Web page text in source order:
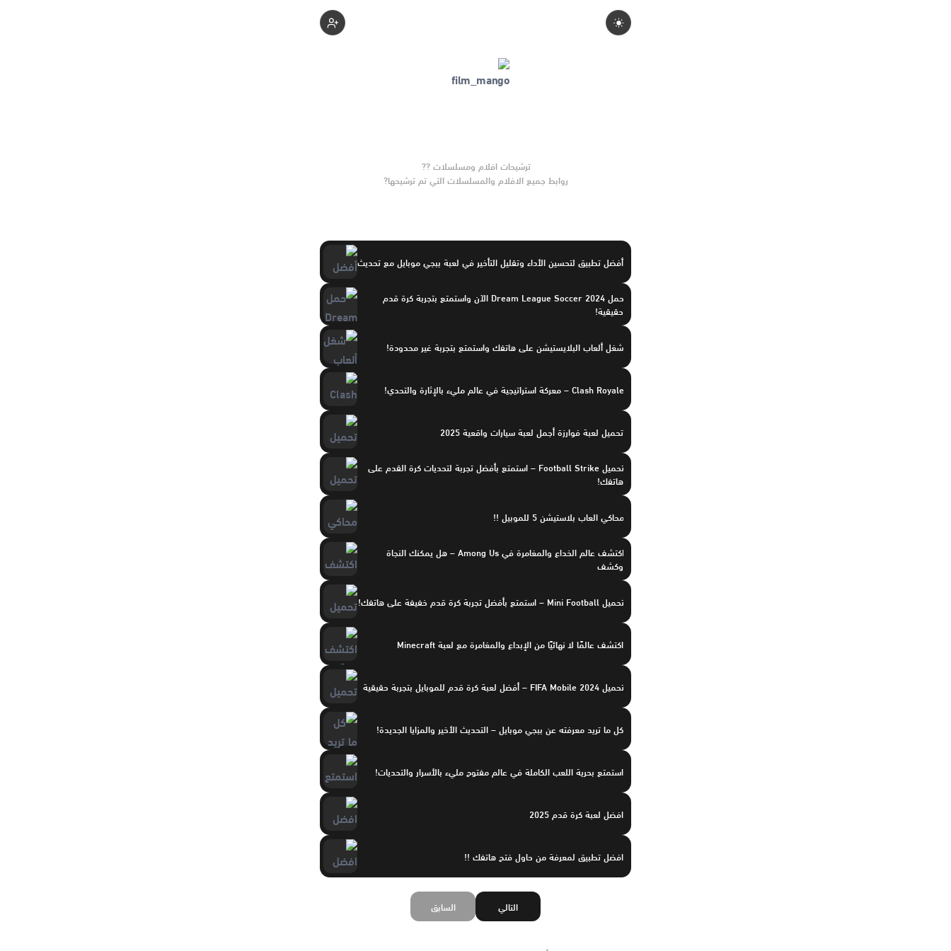
روابط جميع الافلام والمسلسلات التي تم ترشيحها?
أفضل تطبيق لتحسين الأداء وتقليل التأخير في لعبة ببجي موبايل مع تحديث
حمل Dream League Soccer 2024 الآن واستمتع بتجربة كرة قدم
حقيقية!
شغل ألعاب البلايستيشن على هاتفك واستمتع بتجربة غير محدودة!
Clash Royale – معركة استراتيجية في عالم مليء بالإثارة والتحدي!
تحميل لعبة فوارزة أجمل لعبة سيارات واقعية 2025
تحميل Football Strike – استمتع بأفضل تجربة لتحديات كرة القدم على
هاتفك!
محاكي العاب بلاستيشن 5 للموبيل !!
اكتشف عالم الخداع والمغامرة في Among Us – هل يمكنك النجاة
وكشف
تحميل Mini Football – استمتع بأفضل تجربة كرة قدم خفيفة على هاتفك!
اكتشف عالمًا لا نهائيًا من الإبداع والمغامرة مع لعبة Minecraft
تحميل FIFA Mobile 2024 – أفضل لعبة كرة قدم للموبايل بتجربة حقيقية
كل ما تريد معرفته عن ببجي موبايل – التحديث الأخير والمزايا الجديدة!
استمتع بحرية اللعب الكاملة في عالم مفتوح مليء بالأسرار والتحديات!
افضل لعبة كرة قدم 2025
افضل تطبيق لمعرفة من حاول فتح هاتفك !!
السابق التالي